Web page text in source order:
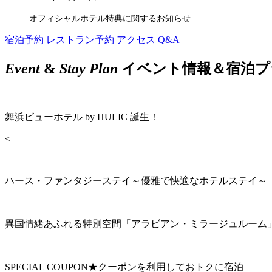
オフィシャルホテル特典に関するお知らせ
宿泊予約 レストラン予約 アクセス Q&A
Event& Stay Plan イベント情報＆宿泊
舞浜ビューホテル by HULIC 誕生！
<
ハース・ファンタジーステイ～優雅で快適なホテルステイ～
異国情緒あふれる特別空間「アラビアン・ミラージュルーム
SPECIAL COUPON★クーポンを利用しておトクに宿泊